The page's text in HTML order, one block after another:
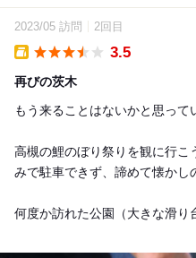
2023/05 訪問 2回目
3.5
再びの茨木
もう来ることはないかと思って
高槻の鯉のぼり祭りを観に行こ
みで駐車できず、諦めて懐かし
何度か訪れた公園（大きな滑り